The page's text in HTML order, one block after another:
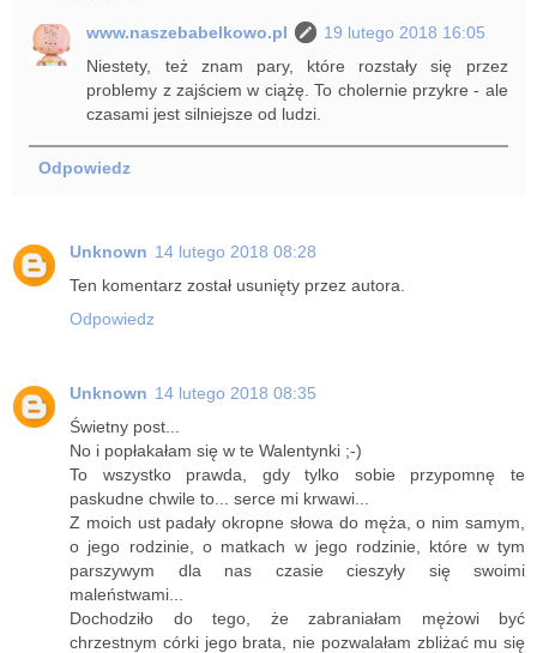
www.naszebabelkowo.pl
19 lutego 2018 16:05
Niestety, też znam pary, które rozstały się przez
problemy z zajściem w ciążę. To cholernie przykre - ale
czasami jest silniejsze od ludzi.
Odpowiedz
Unknown 14 lutego 2018 08:28
Ten komentarz został usunięty przez autora.
Odpowiedz
Unknown 14 lutego 2018 08:35
Świetny post...
No i popłakałam się w te Walentynki ;-)
To wszystko prawda, gdy tylko sobie przypomnę te
paskudne chwile to... serce mi krwawi...
Z moich ust padały okropne słowa do męża, o nim samym,
o jego rodzinie, o matkach w jego rodzinie, które w tym
parszywym dla nas czasie cieszyły się swoimi
maleństwami...
Dochodziło do tego, że zabraniałam mężowi być
chrzestnym córki jego brata, nie pozwalałam zbliżać mu się